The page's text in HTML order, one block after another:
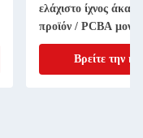
ελάχιστο ίχνος
προϊόν / PCBA
KB6160C
Βρείτε την